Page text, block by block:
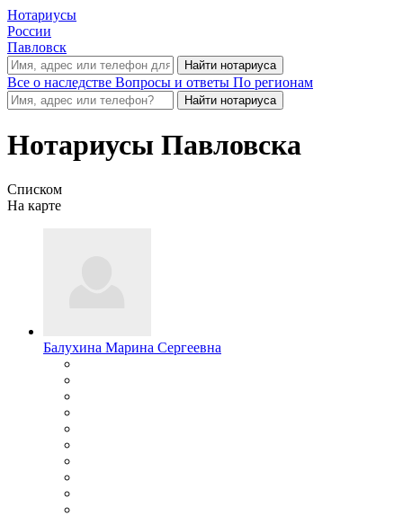
Нотариусы
России
Павловск
Все о наследстве Вопросы и ответы По регионам
Нотариусы Павловска
Списком
На карте
Балухина Марина Сергеевна